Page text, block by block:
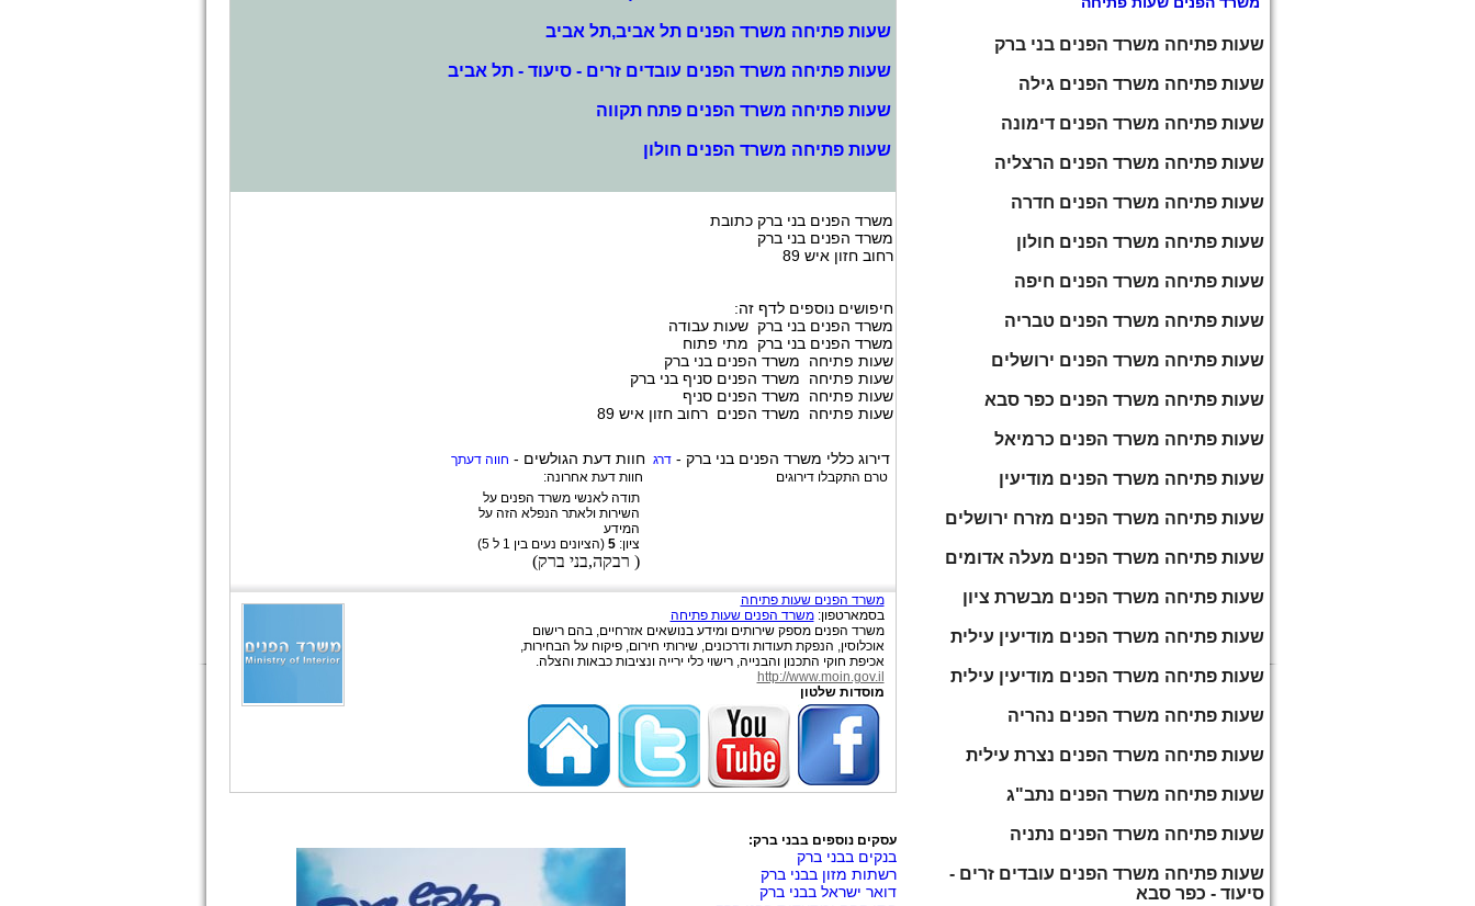
שעות פתיחה משרד הפנים תל אביב,תל אביב
שעות פתיחה משרד הפנים עובדים זרים - סיעוד - תל אביב
שעות פתיחה משרד הפנים פתח תקווה
שעות פתיחה משרד הפנים חולון
משרד הפנים בני ברק כתובת
משרד הפנים בני ברק
רחוב חזון איש 89
חיפושים נוספים לדף זה:
משרד הפנים בני ברק שעות עבודה
משרד הפנים בני ברק מתי פתוח
שעות פתיחה משרד הפנים בני ברק
שעות פתיחה משרד הפנים סניף בני ברק
שעות פתיחה משרד הפנים סניף
שעות פתיחה משרד הפנים רחוב חזון איש 89
חוות דעת הגולשים - חווה דעתך
חוות דעת אחרונה:
תודה לאנשי משרד הפנים על
השירות ולאתר הנפלא הזה על
המידע
ציון:5 (הציונים נעים בין 1 ל5
)
( רבקה,בני ברק)
דירוג כללי משרד הפנים בני ברק -דרג
טרם התקבלו דירוגים
משרד הפנים שעות פתיחה
בסמארטפון:משרד הפנים שעות פתיחה
משרד הפנים מספק שירותים ומידע בנושאים אזרחיים, בהם רישום
אוכלוסין, הנפקת תעודות ודרכונים, שירותי חירום, פיקוח על הבחירות,
אכיפת חוקי התכנון והבנייה, רישוי כלי ירייה ונציבות כבאות והצלה.
http://www.moin.gov.il
מוסדות שלטון
עסקים נוספים בבני ברק:
בנקים בבני ברק
רשתות מזון בבני ברק
דואר ישראל בבני ברק
שעות פתיחה משרד הפנים בני ברק
שעות פתיחה משרד הפנים גילה
שעות פתיחה משרד הפנים דימונה
שעות פתיחה משרד הפנים הרצליה
שעות פתיחה משרד הפנים חדרה
שעות פתיחה משרד הפנים חולון
שעות פתיחה משרד הפנים חיפה
שעות פתיחה משרד הפנים טבריה
שעות פתיחה משרד הפנים ירושלים
שעות פתיחה משרד הפנים כפר סבא
שעות פתיחה משרד הפנים כרמיאל
שעות פתיחה משרד הפנים מודיעין
שעות פתיחה משרד הפנים מזרח ירושלים
שעות פתיחה משרד הפנים מעלה אדומים
שעות פתיחה משרד הפנים מבשרת ציון
שעות פתיחה משרד הפנים מודיעין עילית
שעות פתיחה משרד הפנים מודיעין עילית
שעות פתיחה משרד הפנים נהריה
שעות פתיחה משרד הפנים נצרת עילית
שעות פתיחה משרד הפנים נתב"ג
שעות פתיחה משרד הפנים נתניה
שעות פתיחה משרד הפנים עובדים זרים -
סיעוד - כפר סבא